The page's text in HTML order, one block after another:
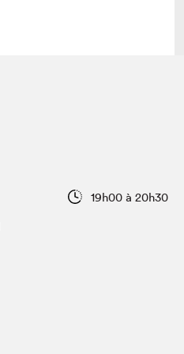
Vidéos et balados19h00 à 20h30